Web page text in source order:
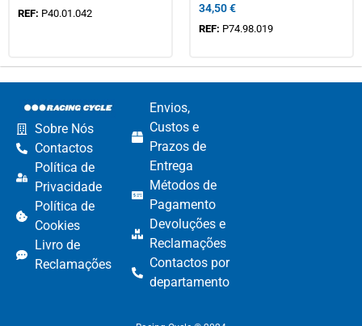
REF: P40.01.042 34,50€
REF: P74.98.019
Sobre Nós
Contactos
Política de
Privacidade
Política de
Cookies
Livro de
Reclamações
Envios,
Custos e
Prazos de
Entrega
Métodos de
Pagamento​
Devoluções e
Reclamações​
Contactos por
departamento​